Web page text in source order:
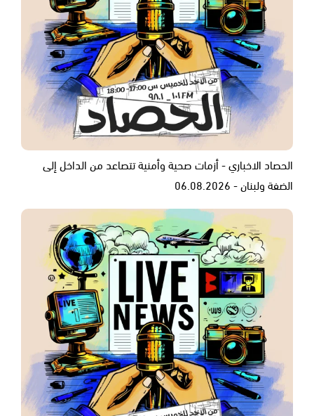
الحصاد الاخباري - أزمات صحية وأمنية تتصاعد من الداخل إلى
الضفة ولبنان - 06.08.2026